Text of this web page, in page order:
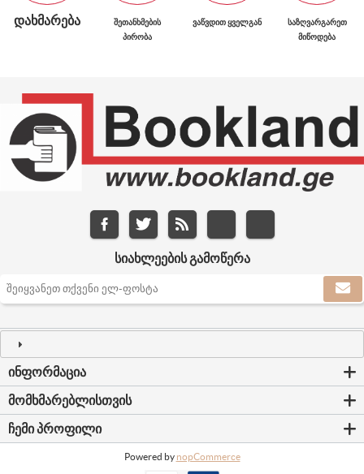
ᲓᲐᲮᲛᲐᲠᲔᲑᲐ
ᲨᲔᲗᲐᲜᲮᲛᲔᲑᲘᲡ
ᲞᲘᲠᲝᲑᲐ
ᲕᲐᲬᲕᲓᲘᲗ ᲧᲕᲔᲚᲒᲐᲜ
ᲡᲐᲖᲦᲕᲐᲠᲒᲐᲠᲔᲗ
ᲛᲘᲬᲝᲓᲔᲑᲐ
ᲡᲘᲐᲮᲚᲔᲔᲑᲘᲡ ᲒᲐᲛᲝᲬᲔᲠᲐ
ᲘᲜᲤᲝᲠᲛᲐᲪᲘᲐ
ᲛᲝᲛᲮᲛᲐᲠᲔᲑᲚᲘᲡᲗᲕᲘᲡ
ᲩᲔᲛᲘ ᲞᲠᲝᲤᲘᲚᲘ
Powered by nopCommerce